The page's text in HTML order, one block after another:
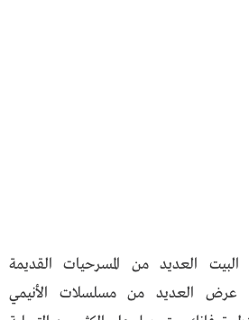
العديد من المسرحيات القديمة
عرض العديد من مسلسلات الأنيمي